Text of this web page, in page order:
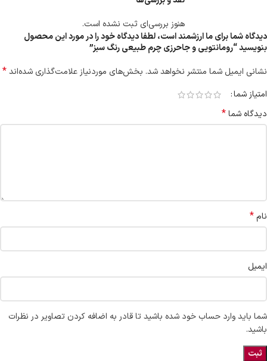
هنوز بررسی‌ای ثبت نشده است.
دیدگاه شما برای ما ارزشمند است، لطفا دیدگاه خود را در مورد این محصول
بنویسید “رومانتویی و جاحرزی چرم طبیعی رنگ سبز”
نشانی ایمیل شما منتشر نخواهد شد. بخش‌های موردنیاز علامت‌گذاری شده‌اند*
امتیاز شما
دیدگاه شما*
نام*
ایمیل
شما باید وارد حساب خود شده باشید تا قادر به اضافه کردن تصاویر در نظرات
باشید.